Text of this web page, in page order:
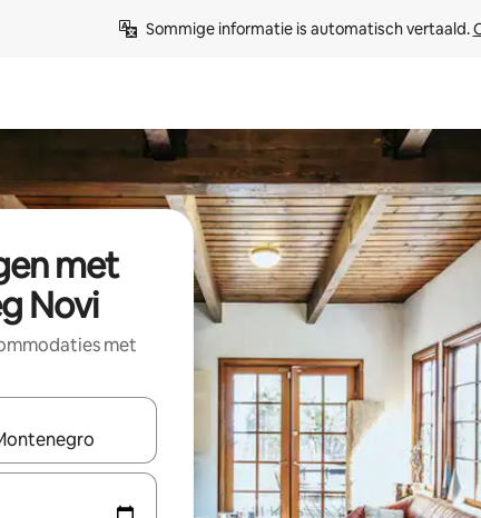
Sommige informatie is automatisch vertaald.
met
Novi
met
zijn, maak je een keuze met je de pijltjestoetsen omhoog en